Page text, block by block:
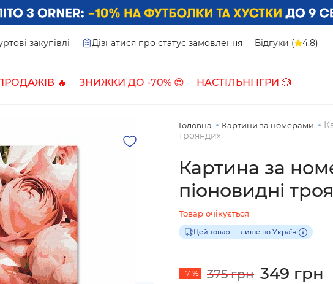
закупівлі Дізнатися про статус замовлення Відгуки ( 4.8)
🔥 ЗНИЖКИ ДО -70% 😍 НАСТІЛЬНІ ІГРИ 🎲
Головна Картини за номерами
троянди»
Картина за
піоновидні
Товар очікується
Цей товар — лише по Україні
- 7 % 375 грн 349 грн